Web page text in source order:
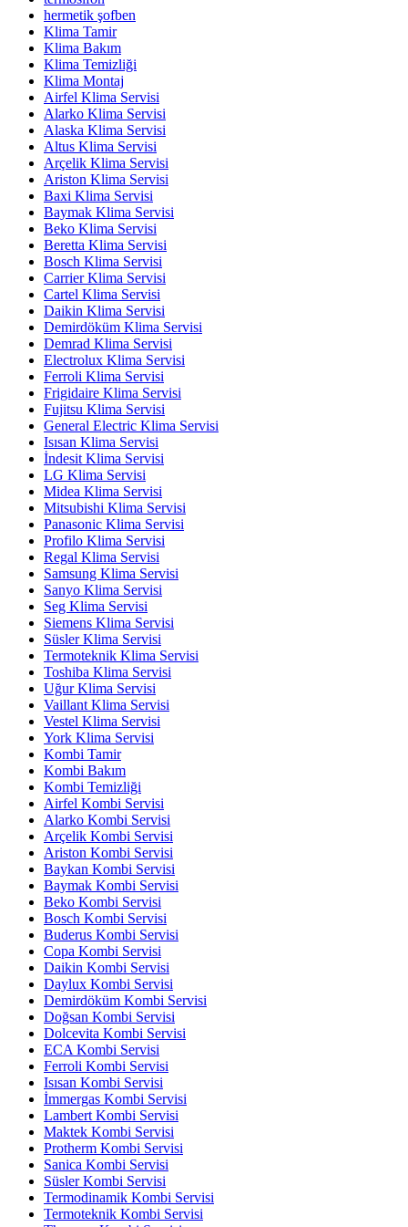
hermetik şofben
Klima Tamir
Klima Bakım
Klima Temizliği
Klima Montaj
Airfel Klima Servisi
Alarko Klima Servisi
Alaska Klima Servisi
Altus Klima Servisi
Arçelik Klima Servisi
Ariston Klima Servisi
Baxi Klima Servisi
Baymak Klima Servisi
Beko Klima Servisi
Beretta Klima Servisi
Bosch Klima Servisi
Carrier Klima Servisi
Cartel Klima Servisi
Daikin Klima Servisi
Demirdöküm Klima Servisi
Demrad Klima Servisi
Electrolux Klima Servisi
Ferroli Klima Servisi
Frigidaire Klima Servisi
Fujitsu Klima Servisi
General Electric Klima Servisi
Isısan Klima Servisi
İndesit Klima Servisi
LG Klima Servisi
Midea Klima Servisi
Mitsubishi Klima Servisi
Panasonic Klima Servisi
Profilo Klima Servisi
Regal Klima Servisi
Samsung Klima Servisi
Sanyo Klima Servisi
Seg Klima Servisi
Siemens Klima Servisi
Süsler Klima Servisi
Termoteknik Klima Servisi
Toshiba Klima Servisi
Uğur Klima Servisi
Vaillant Klima Servisi
Vestel Klima Servisi
York Klima Servisi
Kombi Tamir
Kombi Bakım
Kombi Temizliği
Airfel Kombi Servisi
Alarko Kombi Servisi
Arçelik Kombi Servisi
Ariston Kombi Servisi
Baykan Kombi Servisi
Baymak Kombi Servisi
Beko Kombi Servisi
Bosch Kombi Servisi
Buderus Kombi Servisi
Copa Kombi Servisi
Daikin Kombi Servisi
Daylux Kombi Servisi
Demirdöküm Kombi Servisi
Doğsan Kombi Servisi
Dolcevita Kombi Servisi
ECA Kombi Servisi
Ferroli Kombi Servisi
Isısan Kombi Servisi
İmmergas Kombi Servisi
Lambert Kombi Servisi
Maktek Kombi Servisi
Protherm Kombi Servisi
Sanica Kombi Servisi
Süsler Kombi Servisi
Termodinamik Kombi Servisi
Termoteknik Kombi Servisi